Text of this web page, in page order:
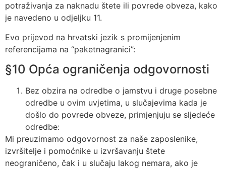
potraživanja za naknadu štete ili povrede obveza, kako
je navedeno u odjeljku 11.
Evo prijevod na hrvatski jezik s promijenjenim
referencijama na “paketnagranici”:
§10 Opća ograničenja odgovornosti
Bez obzira na odredbe o jamstvu i druge posebne
odredbe u ovim uvjetima, u slučajevima kada je
došlo do povrede obveze, primjenjuju se sljedeće
odredbe:
Mi preuzimamo odgovornost za naše zaposlenike,
izvršitelje i pomoćnike u izvršavanju štete
neograničeno, čak i u slučaju lakog nemara, ako je